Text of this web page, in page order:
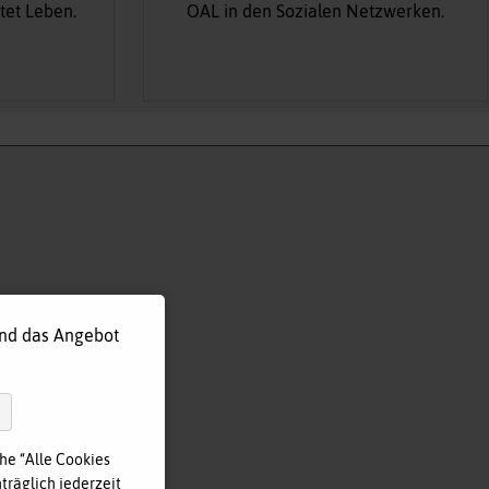
Leben.
OAL in den Sozialen Netzwerken.
das Angebot
“Alle Cookies
jederzeit